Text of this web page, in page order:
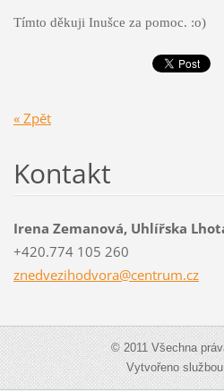
Tímto děkuji Inušce za pomoc. :o)
« Zpět
Kontakt
Irena Zemanová, Uhlířska
+420.774 105 260
znedvezihodvora@centrum.cz
© 2011 Všechna
Vytvořeno